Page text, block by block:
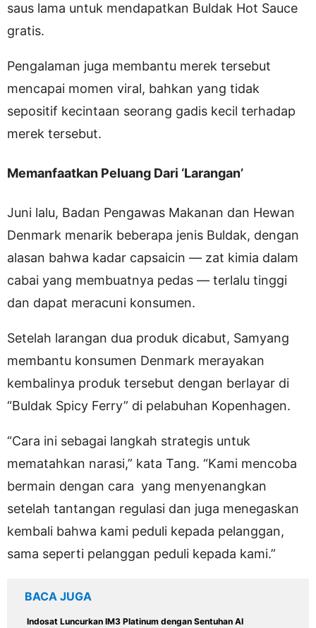
saus lama untuk mendapatkan Buldak Hot Sauce
gratis.
Pengalaman juga membantu merek tersebut
mencapai momen viral, bahkan yang tidak
sepositif kecintaan seorang gadis kecil terhadap
merek tersebut.
Memanfaatkan Peluang Dari ‘Larangan’
Juni lalu, Badan Pengawas Makanan dan Hewan
Denmark menarik beberapa jenis Buldak, dengan
alasan bahwa kadar capsaicin — zat kimia dalam
cabai yang membuatnya pedas — terlalu tinggi
dan dapat meracuni konsumen.
Setelah larangan dua produk dicabut, Samyang
membantu konsumen Denmark merayakan
kembalinya produk tersebut dengan berlayar di
“Buldak Spicy Ferry” di pelabuhan Kopenhagen.
“Cara ini sebagai langkah strategis untuk
mematahkan narasi,” kata Tang. “Kami mencoba
bermain dengan cara yang menyenangkan
setelah tantangan regulasi dan juga menegaskan
kembali bahwa kami peduli kepada pelanggan,
sama seperti pelanggan peduli kepada kami.”
BACA JUGA
Indosat Luncurkan IM3 Platinum dengan Sentuhan AI